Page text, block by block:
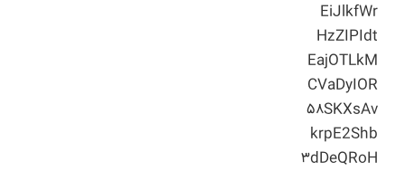
EiJlkfWr
HzZIPIdt
EajOTLkM
CVaDyIOR
۵۸SKXsAv
krpE2Shb
۳dDeQRoH